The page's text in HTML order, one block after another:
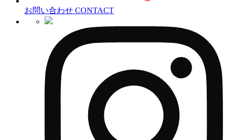
お問い合わせ CONTACT